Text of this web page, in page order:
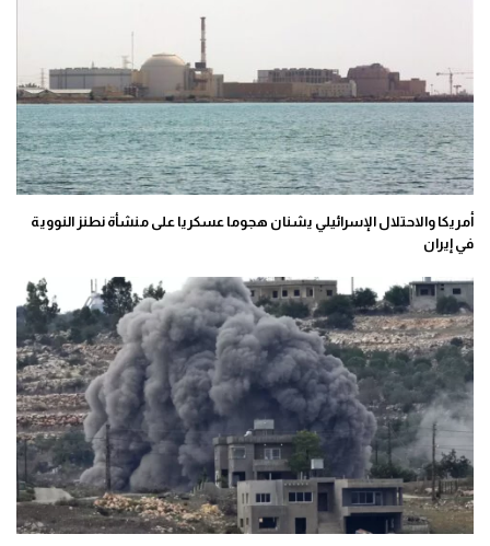
أمريكا والاحتلال الإسرائيلي يشنان هجوما عسكريا على منشأة نطنز النووية
في إيران